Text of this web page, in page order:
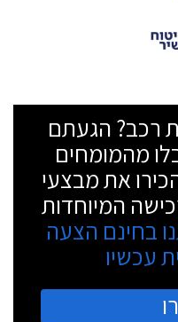
רכב? הגעתם
מהמומחים
את מבצעי
המיוחדות
בחינם הצעה
עכשיו